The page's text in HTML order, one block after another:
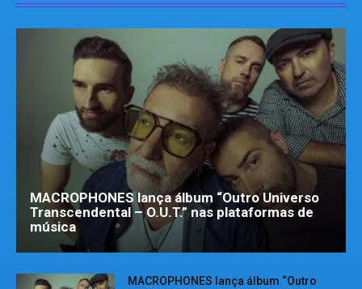
MACROPHONES lança álbum “Outro Universo
Transcendental – O.U.T.” nas plataformas de
música
MACROPHONES lança álbum “Outro